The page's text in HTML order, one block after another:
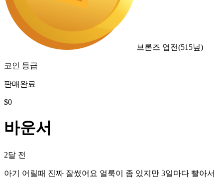
브론즈 엽전(515닢)
코인 등급
판매완료
$0
바운서
2달 전
아기 어릴때 진짜 잘썼어요 얼룩이 좀 있지만 3일마다 빨아서